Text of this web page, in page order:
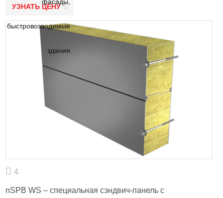
4
nSPB WS – специальная сэндвич-панель с
УЗНАТЬ ЦЕНУ